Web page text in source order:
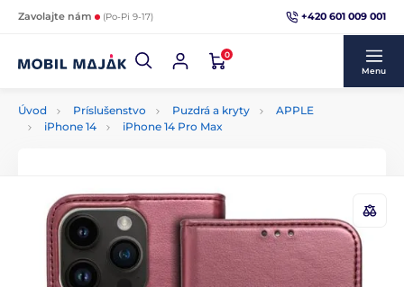
Zavolajte nám (Po-Pi 9-17) +420 601 009 001
0
Menu
Úvod Príslušenstvo Puzdrá a kryty
APPLE
iPhone 14
iPhone 14 Pro Max